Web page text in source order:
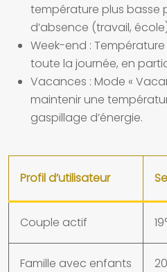
température plus basse
d’absence (travail,
Week-end :
toute la journée, en
Vacances : Mode «
maintenir une
gaspillage d’énergie.
Profil d’utilisateur
Couple actif
Famille avec enfants